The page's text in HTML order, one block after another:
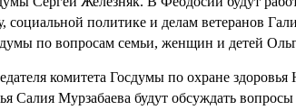
социальной политике и делам ветеранов
по вопросам семьи, женщин и детей
комитета Госдумы по охране здоровья
Салия Мурзабаева будут обсуждать